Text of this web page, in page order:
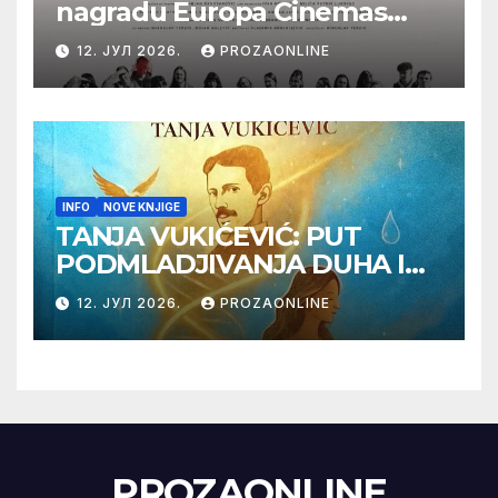
nagradu Europa Cinemas
Label na Filmskom festivalu
u Karlovim Varima
12. ЈУЛ 2026. PROZAONLINE
INFO NOVE KNJIGE
TANJA VUKIĆEVIĆ: PUT
PODMLADJIVANJA DUHA I
TELA SA TESLOM
12. ЈУЛ 2026. PROZAONLINE